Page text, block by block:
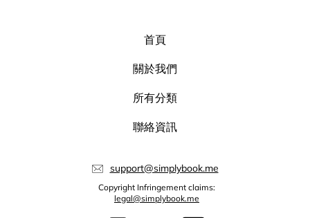
首頁
關於我們
所有分類
聯絡資訊
support@simplybook.me
Copyright Infringement claims:
legal@simplybook.me